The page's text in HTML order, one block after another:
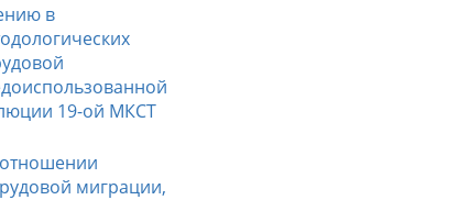
в
19-ой МКСТ
миграции,